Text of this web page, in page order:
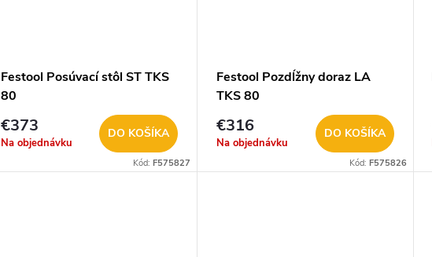
Festool Posúvací stôl ST TKS
80
€373
Na objednávku
DO KOŠÍKA
Kód:F575827
Festool Pozdĺžny doraz LA
TKS 80
€316
Na objednávku
DO KOŠÍKA
Kód: F575826